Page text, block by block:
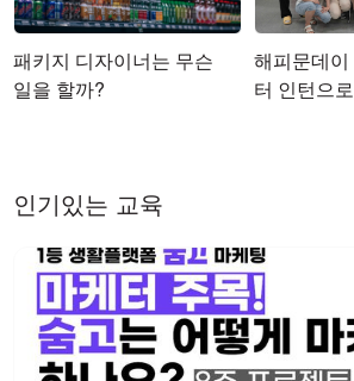
패키지 디자이너는 무슨
일을 할까?
해피문데
터 인턴으
인기있는 교육